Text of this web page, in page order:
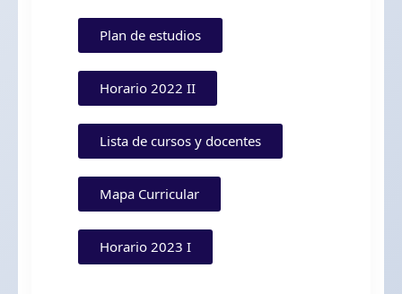
Plan de estudios
Horario 2022 II
Lista de cursos y docentes
Mapa Curricular
Horario 2023 I